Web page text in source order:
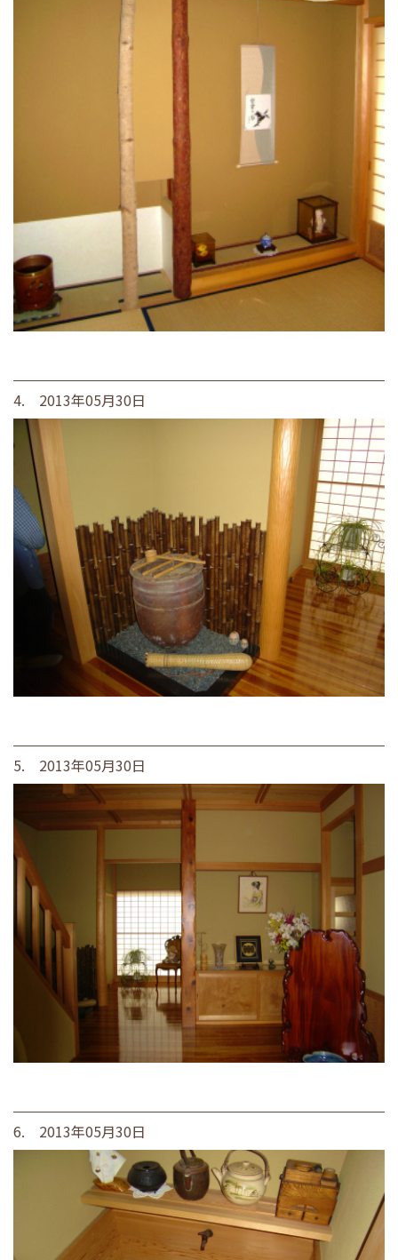
4. 2013年05月30日
5. 2013年05月30日
6. 2013年05月30日